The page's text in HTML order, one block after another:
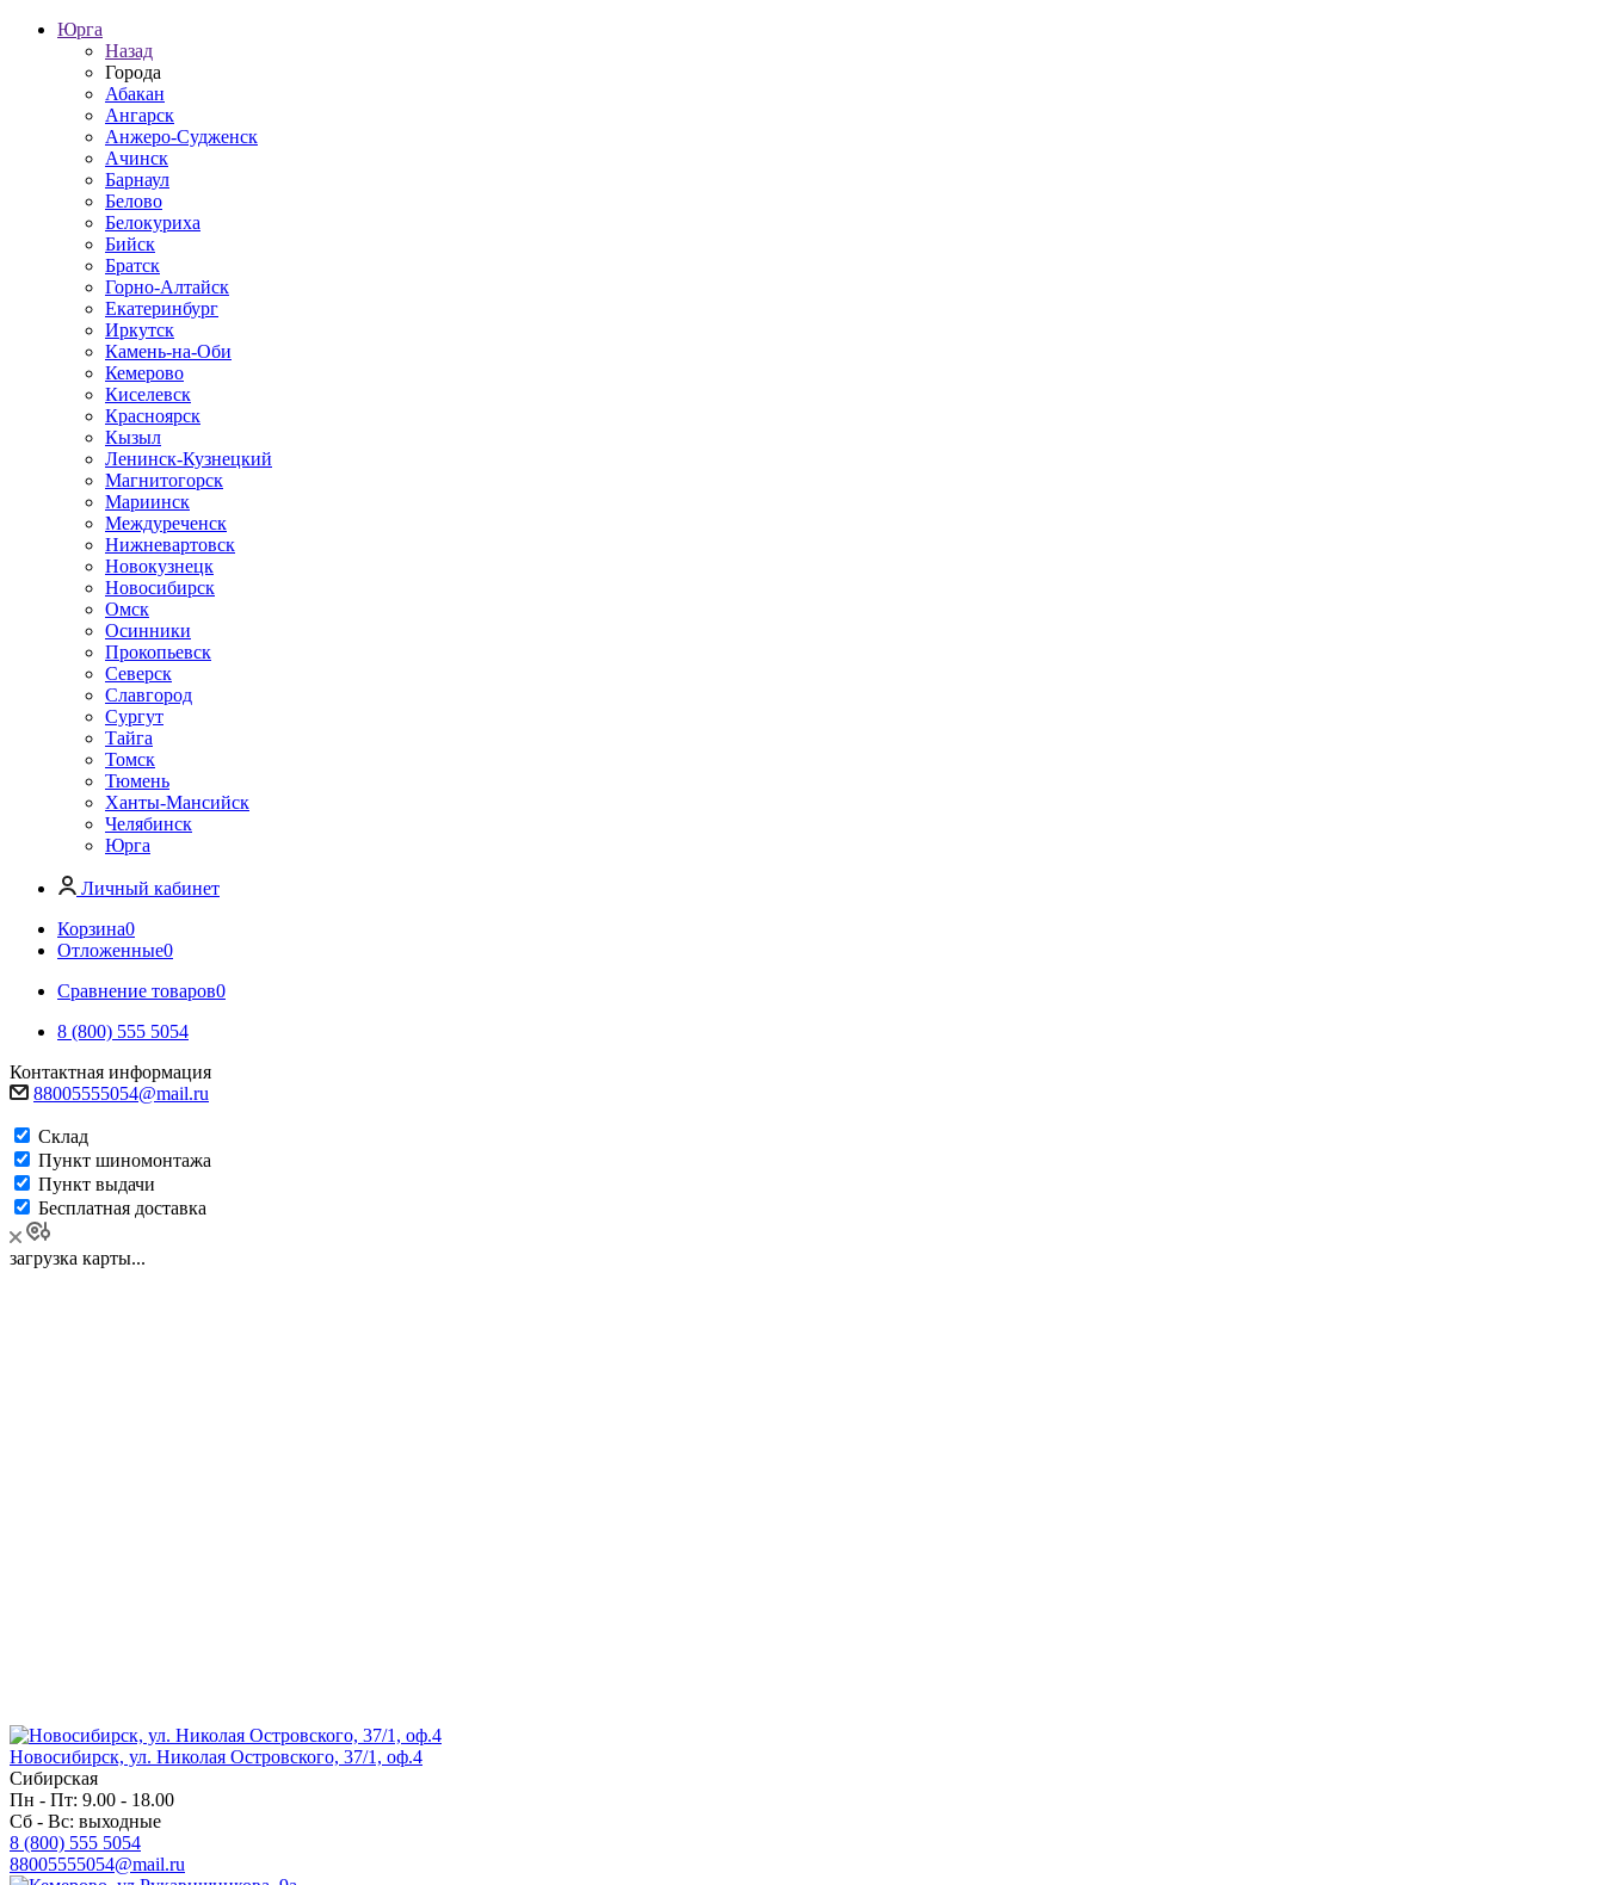
Юрга
Назад
Города
Абакан
Ангарск
Анжеро-Судженск
Ачинск
Барнаул
Белово
Белокуриха
Бийск
Братск
Горно-Алтайск
Екатеринбург
Иркутск
Камень-на-Оби
Кемерово
Киселевск
Красноярск
Кызыл
Ленинск-Кузнецкий
Магнитогорск
Мариинск
Междуреченск
Нижневартовск
Новокузнецк
Новосибирск
Омск
Осинники
Прокопьевск
Северск
Славгород
Сургут
Тайга
Томск
Тюмень
Ханты-Мансийск
Челябинск
Юрга
Личный кабинет
Корзина0
Отложенные0
Сравнение товаров0
8 (800) 555 5054
Контактная информация
88005555054@mail.ru
Склад
Пункт шиномонтажа
Пункт выдачи
Бесплатная доставка
загрузка карты...
Новосибирск, ул. Николая Островского, 37/1, оф.4
Сибирская
Пн - Пт: 9.00 - 18.00
Сб - Вс: выходные
8 (800) 555 5054
88005555054@mail.ru